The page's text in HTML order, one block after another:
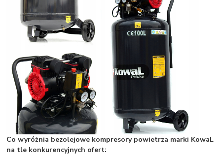
Co wyróżnia bezolejowe kompresory powietrza marki KowaL
na tle konkurencyjnych ofert: